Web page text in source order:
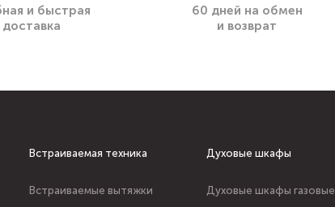
и быстрая
доставка
60 дней на обмен
и возврат
Встраиваемая техника
Встраиваемые вытяжки
Духовые шкафы
Духовые шкафы газовые